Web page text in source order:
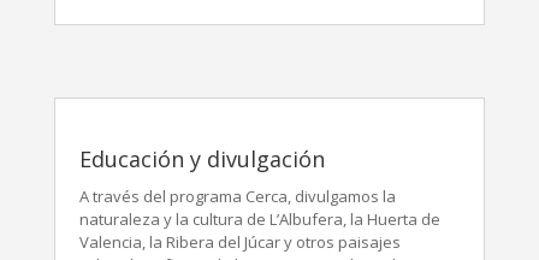
Educación y divulgación
A través del programa Cerca, divulgamos la
naturaleza y la cultura de L’Albufera, la Huerta de
Valencia, la Ribera del Júcar y otros paisajes